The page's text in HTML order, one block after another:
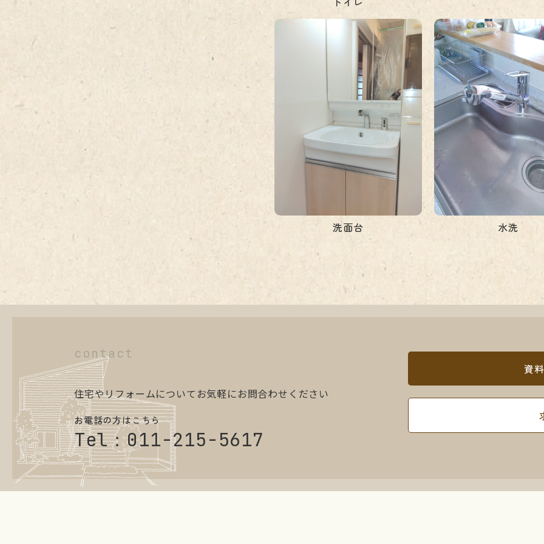
洗面台 水洗
contact
住宅やリフォームについてお気軽にお問合わせください
お電話の方はこちら
Tel：011-215-5617
資